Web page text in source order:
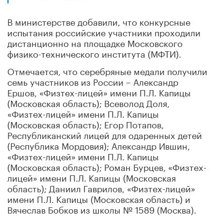
В министерстве добавили, что конкурсные
испытания российские участники проходили
дистанционно на площадке Московского
физико-технического института (МФТИ).
Отмечается, что серебряные медали получили
семь участников из России – Александр
Ершов, «Физтех-лицей» имени П.Л. Капицы
(Московская область); Всеволод Доля,
«Физтех-лицей» имени П.Л. Капицы
(Московская область); Егор Потапов,
Республиканский лицей для одаренных детей
(Республика Мордовия); Александр Ившин,
«Физтех-лицей» имени П.Л. Капицы
(Московская область); Роман Бурцев, «Физтех-
лицей» имени П.Л. Капицы (Московская
область); Даниил Гаврилов, «Физтех-лицей»
имени П.Л. Капицы (Московская область) и
Вячеслав Бобков из школы № 1589 (Москва).